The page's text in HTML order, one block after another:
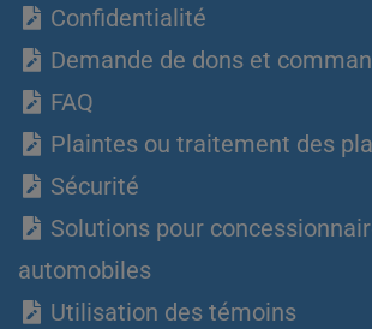
Confidentialité
Demande de dons et
FAQ
Plaintes ou traitement des
Sécurité
Solutions pour
automobiles
Utilisation des témoins